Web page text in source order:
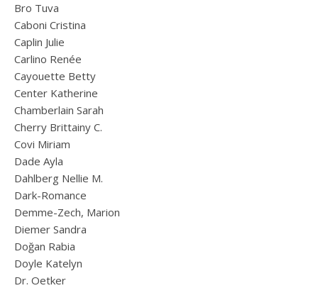
Bro Tuva
Caboni Cristina
Caplin Julie
Carlino Renée
Cayouette Betty
Center Katherine
Chamberlain Sarah
Cherry Brittainy C.
Covi Miriam
Dade Ayla
Dahlberg Nellie M.
Dark-Romance
Demme-Zech, Marion
Diemer Sandra
Doğan Rabia
Doyle Katelyn
Dr. Oetker